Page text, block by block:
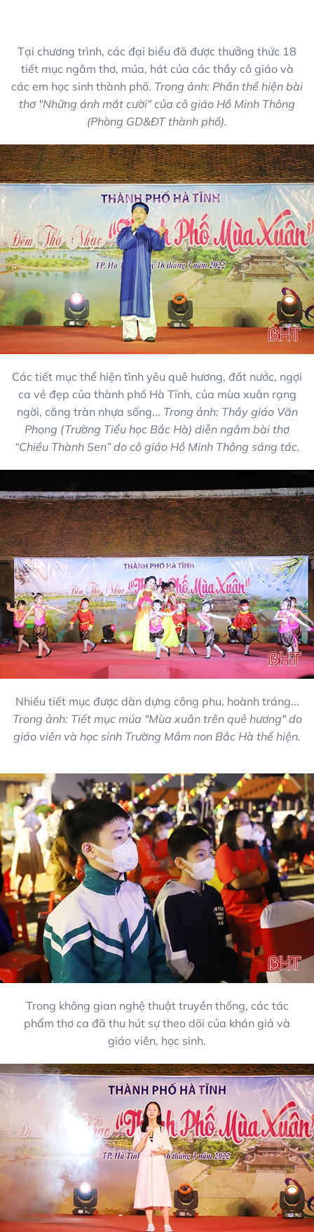
Tại chương trình, các đại biểu đã được thưởng thức 18
tiết mục ngâm thơ, múa, hát của các thầy cô giáo và
các em học sinh thành phố. Trong ảnh: Phần thể hiện bài
thơ "Những ánh mắt cười" của cô giáo Hồ Minh Thông
(Phòng GD&ĐT thành phố).
Các tiết mục thể hiện tình yêu quê hương, đất nước, ngợi
ca vẻ đẹp của thành phố Hà Tĩnh, của mùa xuân rạng
ngời, căng tràn nhựa sống... Trong ảnh: Thầy giáo Văn
Phong (Trường Tiểu học Bắc Hà) diễn ngâm bài thơ
“Chiều Thành Sen” do cô giáo Hồ Minh Thông sáng tác.
Nhiều tiết mục được dàn dựng công phu, hoành tráng...
Trong ảnh: Tiết mục múa "Mùa xuân trên quê hương" do
giáo viên và học sinh Trường Mầm non Bắc Hà thể hiện.
Trong không gian nghệ thuật truyền thống, các tác
phẩm thơ ca đã thu hút sự theo dõi của khán giả và
giáo viên, học sinh.